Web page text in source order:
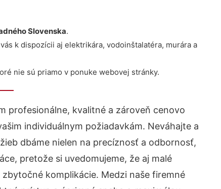
Slovenska.
k dispozícii aj elektrikára, vodoinštalatéra, murára a
nie sú priamo v ponuke webovej stránky.
profesionálne, kvalitné a zároveň cenovo
individuálnym požiadavkám. Neváhajte a
dbáme nielen na precíznosť a odbornosť,
pretože si uvedomujeme, že aj malé
komplikácie. Medzi naše firemné